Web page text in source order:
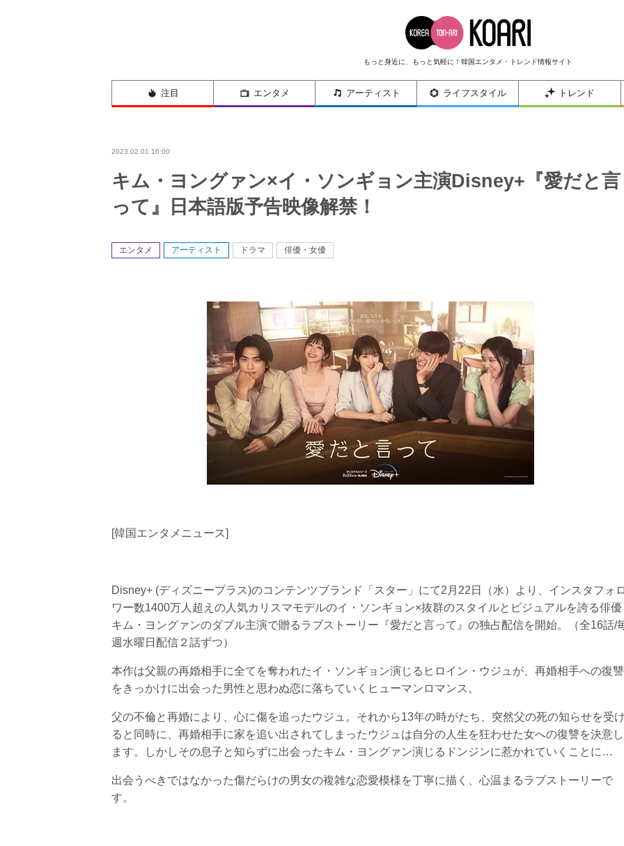
もっと身近に、もっと気軽に！韓国エンタメ・トレンド情報サイト
注目 エンタメ アーティスト ライフスタイル トレンド
2023.02.01 16:00
キム・ヨングァン×イ・ソンギョン主演Disney+『愛だと言
って』日本語版予告映像解禁！
エンタメ アーティスト ドラマ 俳優・女優
[韓国エンタメニュース]
Disney+ (ディズニープラス)のコンテンツブランド「スター」にて2月22日（水）より、インスタフォ
ワー数1400万人超えの人気カリスマモデルのイ・ソンギョン×抜群のスタイルとビジュアルを誇る俳優
キム・ヨングァンのダブル主演で贈るラブストーリー『愛だと言って』の独占配信を開始。（全16話/
週水曜日配信２話ずつ）
本作は父親の再婚相手に全てを奪われたイ・ソンギョン演じるヒロイン・ウジュが、再婚相手への復讐
をきっかけに出会った男性と思わぬ恋に落ちていくヒューマンロマンス。
父の不倫と再婚により、心に傷を追ったウジュ。それから13年の時がたち、突然父の死の知らせを受
ると同時に、再婚相手に家を追い出されてしまったウジュは自分の人生を狂わせた女への復讐を決意し
ます。しかしその息子と知らずに出会ったキム・ヨングァン演じるドンジンに惹かれていくことに…
出会うべきではなかった傷だらけの男女の複雑な恋愛模様を丁寧に描く、心温まるラブストーリーで
す。